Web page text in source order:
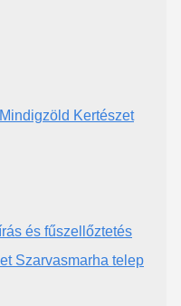
Kertészet
és fűszellőztetés
Szarvasmarha telep